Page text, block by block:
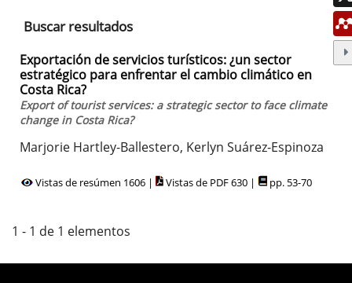
Buscar resultados
Exportación de servicios turísticos: ¿un sector
estratégico para enfrentar el cambio climático en
Costa Rica?
Export of tourist services: a strategic sector to face climate
change in Costa Rica?
Marjorie Hartley-Ballestero, Kerlyn Suárez-Espinoza
Vistas de resúmen 1606 | Vistas de PDF 630 | pp. 53-70
1 - 1 de 1 elementos